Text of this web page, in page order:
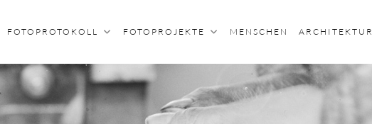
FOTOPROTOKOLL FOTOPROJEKTE MENSCHEN ARCHITEKTUR